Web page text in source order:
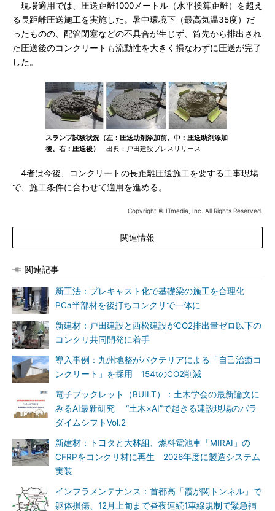
現場適用では、圧送距離1000メートル（水平換算距離）を超え
る長距離圧送施工を実施した。暑中環境下（最高気温35度）だ
ったものの、配管閉塞などの不具合が生じず、筒先から排出され
た圧送後のコンクリートも流動性を大きく損なわずに圧送が完了
した。
スランプ試験状況（左：圧送助剤添加前、中：圧送助剤添加
後、右：圧送後）
出典：戸田建設プレスリリース
4者は今後、コンクリートの長距離圧送施工を要する工事現場
で、施工条件に合わせて適用を進める。
Copyright © ITmedia, Inc. All Rights Reserved.
関連情報
関連記事
新工法：プレキャスト化で基礎梁の施工を合理化
PCa半部材を後打ちコンクリで一体に
新建材：戸田建設と西松建設がCO2排出量ゼロ以下の
コンクリ共同開発に着手
導入事例：九州地整がバクテリアによる「自己治癒コ
ンクリート」を採用 154tのCO2削減
電子ブックレット（BUILT）：土木学会の最新論文に
みるAI最新研究 “土木×AI”で起きる建設現場のパラ
ダイムシフトVol.2
新建材：トヨタと大林組、燃料電池車「MIRAI」の
CFRPをコンクリ材に再生 2026年度に製造システム
実装
インフラメンテナンス：首都高「霞が関トンネル」で
躯体損傷、12月上旬まで昼夜連続1車線規制で緊急補